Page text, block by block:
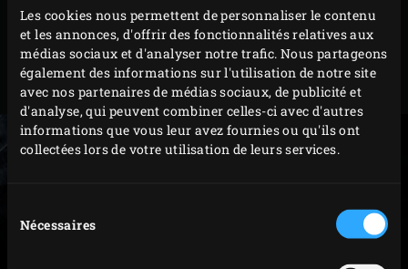
Les cookies nous permettent de personnaliser le contenu
et les annonces, d'offrir des fonctionnalités relatives aux
médias sociaux et d'analyser notre trafic. Nous partageons
également des informations sur l'utilisation de notre site
avec nos partenaires de médias sociaux, de publicité et
d'analyse, qui peuvent combiner celles-ci avec d'autres
informations que vous leur avez fournies ou qu'ils ont
collectées lors de votre utilisation de leurs services.
duNécessaires
sans serrer de film alimentaire et laissez lever 30 à
35 minutes à un emplacement chaud à l’abri des
courants d’air jusqu’à ce que la pâte ait doublé de
volume.